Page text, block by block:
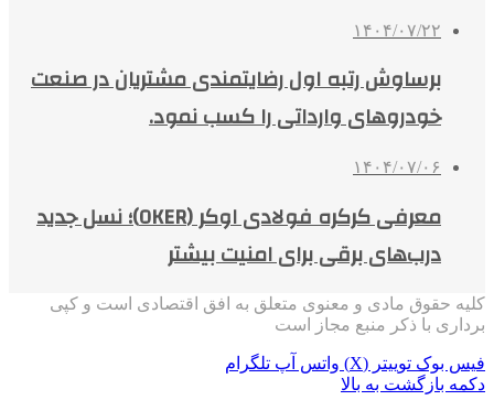
۱۴۰۴/۰۷/۲۲
برساوش رتبه اول رضایتمندی مشتریان در صنعت
خودروهای وارداتی را کسب نمود.
۱۴۰۴/۰۷/۰۶
معرفی کرکره فولادی اوکر (OKER)؛ نسل جدید
درب‌های برقی برای امنیت بیشتر
کلیه حقوق مادی و معنوی متعلق به افق اقتصادی است و کپی
برداری با ذکر منبع مجاز است
فیس بوک توییتر (X) واتس آپ تلگرام
دکمه بازگشت به بالا